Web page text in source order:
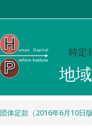
特定
地
団体定款（2016年6月10日版